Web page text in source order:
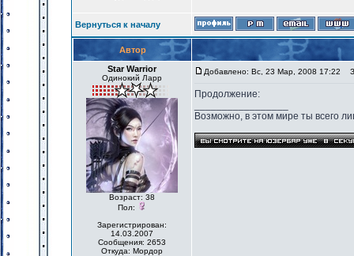
Вернуться к началу
Автор
Star Warrior
Одинокий Ларр
Возраст: 38
Пол:
Зарегистрирован:
14.03.2007
Сообщения: 2653
Откуда: Мордор
Добавлено: Вс, 23 Мар, 2008 17:22
Продолжение:
Возможно, в этом мире ты всего